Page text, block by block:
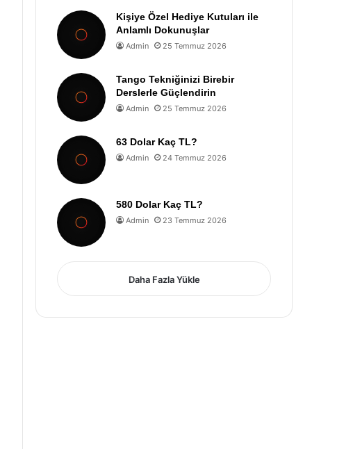
Kişiye Özel Hediye Kutuları ile
Anlamlı Dokunuşlar
Admin 25 Temmuz 2026
Tango Tekniğinizi Birebir
Derslerle Güçlendirin
Admin 25 Temmuz 2026
63 Dolar Kaç TL?
Admin 24 Temmuz 2026
580 Dolar Kaç TL?
Admin 23 Temmuz 2026
Daha Fazla Yükle